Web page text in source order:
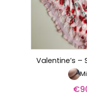
Valentine’s –
€